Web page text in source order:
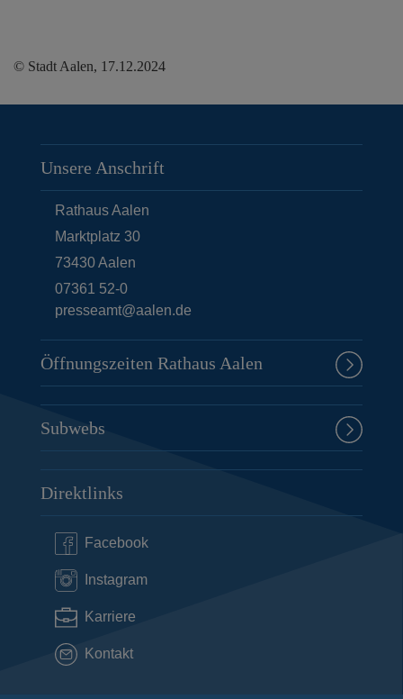
© Stadt Aalen, 17.12.2024
Unsere Anschrift
Rathaus Aalen
Marktplatz 30
73430Aalen
07361 52-0
presseamt@aalen.de
Öffnungszeiten Rathaus Aalen
Subwebs
Direktlinks
Facebook
Instagram
Karriere
Kontakt